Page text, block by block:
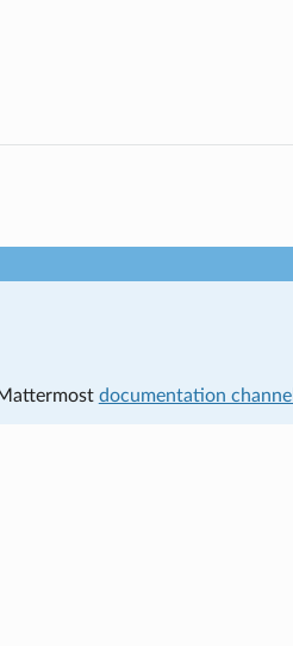
documentation channel